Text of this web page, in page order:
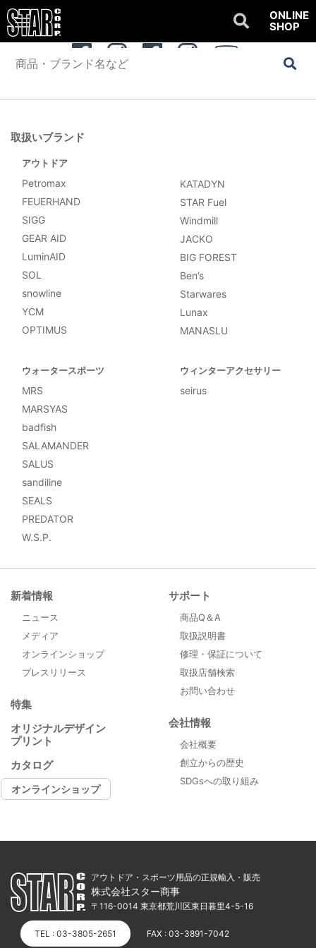
ONLINE
SHOP
OUTDOOR
新着情報
ニュース
メディア
オンラインショップ
プレスリリース
特集
オリジナルデザイン
プリント
カタログ
オンラインショップ
サポート
商品Q＆A
取扱説明書
修理・保証について
取扱店舗検索
お問い合わせ
会社情報
会社概要
創立からの歴史
SDGsへの取り組み
取扱いブランド
アウトドア
Petromax
FEUERHAND
SIGG
GEAR AID
LuminAID
SOL
snowline
YCM
OPTIMUS
KATADYN
STAR Fuel
Windmill
JACKO
BIG FOREST
Ben’s
Starwares
Lunax
MANASLU
ウォータースポーツ
MRS
MARSYAS
badfish
SALAMANDER
SALUS
sandiline
SEALS
PREDATOR
W.S.P.
ウィンターアクセサリー
seirus
アウトドア・スポーツ用品の正規輸入・販売
株式会社スター商事
〒116-0014 東京都荒川区東日暮里4-5-16
TEL : 03-3805-2651 FAX : 03-3891-7042